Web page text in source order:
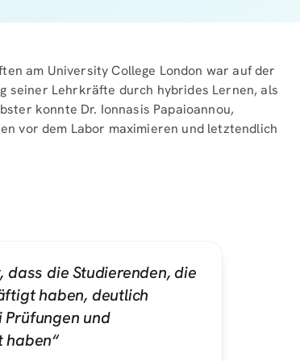
am University College London war auf der
seiner Lehrkräfte durch hybrides Lernen, als
konnte Dr. Ionnasis Papaioannou,
vor dem Labor maximieren und letztendlich
die Studierenden, die
haben, deutlich
und
haben“